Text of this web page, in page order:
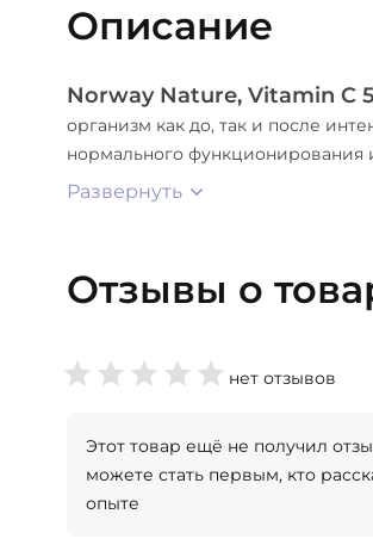
Описание
Norway Nature, Vitamin C
организм как до, так и после
нормального функционирования
Развернуть
Отзывы о
нет отзывов
Этот товар ещё не получил
можете стать первым, кто
опыте